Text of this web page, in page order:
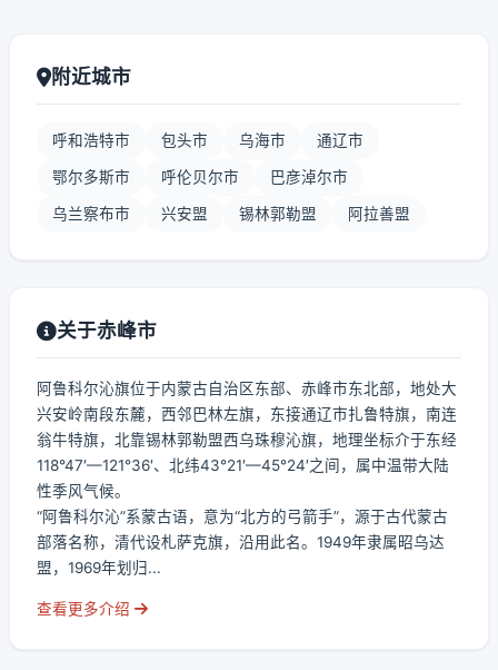
附近城市
呼和浩特市 包头市 乌海市 通辽市
鄂尔多斯市 呼伦贝尔市 巴彦淖尔市
乌兰察布市 兴安盟 锡林郭勒盟 阿拉善盟
关于赤峰市
阿鲁科尔沁旗位于内蒙古自治区东部、赤峰市东北部，地处大
兴安岭南段东麓，西邻巴林左旗，东接通辽市扎鲁特旗，南连
翁牛特旗，北靠锡林郭勒盟西乌珠穆沁旗，地理坐标介于东经
118°47′—121°36′、北纬43°21′—45°24′之间，属中温带大陆
性季风气候。
“阿鲁科尔沁”系蒙古语，意为“北方的弓箭手”，源于古代蒙古
部落名称，清代设札萨克旗，沿用此名。1949年隶属昭乌达
盟，1969年划归...
查看更多介绍